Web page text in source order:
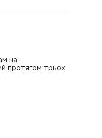
на
протягом трьох